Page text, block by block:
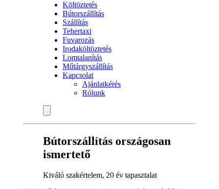
Költöztetés
Bútorszállítás
Szállítás
Tehertaxi
Fuvarozás
Irodaköltöztetés
Lomtalanítás
Műtárgyszállítás
Kapcsolat
Ajánlatkérés
Rólunk
Bútorszállítás országosan
ismertető
Kiváló szakértelem, 20 év tapasztalat